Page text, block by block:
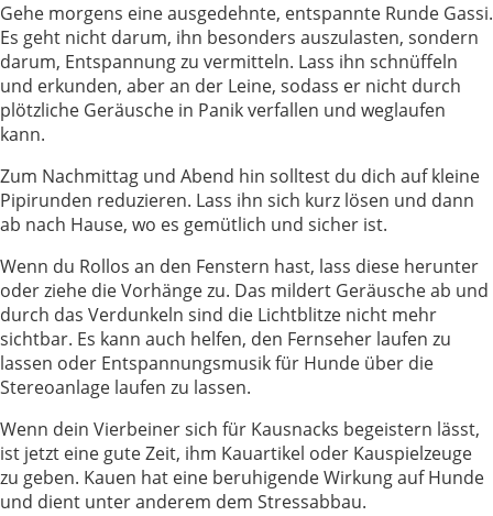
Gehe morgens eine ausgedehnte, entspannte Runde Gassi.
Es geht nicht darum, ihn besonders auszulasten, sondern
darum, Entspannung zu vermitteln. Lass ihn schnüffeln
und erkunden, aber an der Leine, sodass er nicht durch
plötzliche Geräusche in Panik verfallen und weglaufen
kann.
Zum Nachmittag und Abend hin solltest du dich auf kleine
Pipirunden reduzieren. Lass ihn sich kurz lösen und dann
ab nach Hause, wo es gemütlich und sicher ist.
Wenn du Rollos an den Fenstern hast, lass diese herunter
oder ziehe die Vorhänge zu. Das mildert Geräusche ab und
durch das Verdunkeln sind die Lichtblitze nicht mehr
sichtbar. Es kann auch helfen, den Fernseher laufen zu
lassen oder Entspannungsmusik für Hunde über die
Stereoanlage laufen zu lassen.
Wenn dein Vierbeiner sich für Kausnacks begeistern lässt,
ist jetzt eine gute Zeit, ihm Kauartikel oder Kauspielzeuge
zu geben. Kauen hat eine beruhigende Wirkung auf Hunde
und dient unter anderem dem Stressabbau.